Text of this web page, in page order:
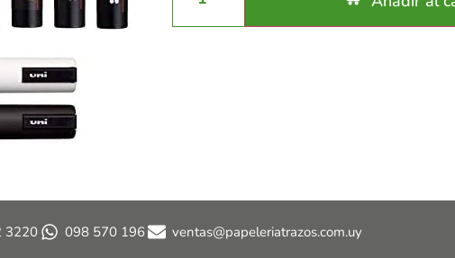
3220 098 570 196 ventas@papeleriatrazos.com.uy